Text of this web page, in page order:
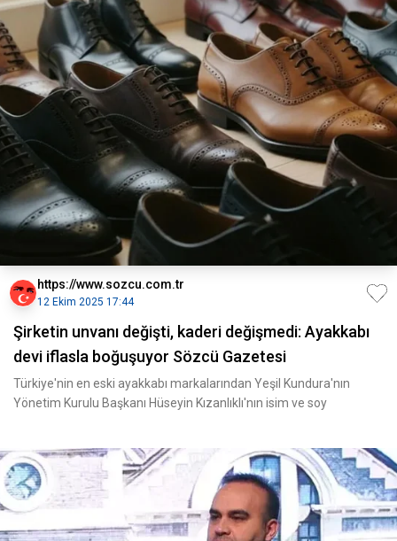
https://www.sozcu.com.tr
12 Ekim 2025 17:44
Şirketin unvanı değişti, kaderi değişmedi: Ayakkabı
devi iflasla boğuşuyor Sözcü Gazetesi
Türkiye'nin en eski ayakkabı markalarından Yeşil Kundura'nın
Yönetim Kurulu Başkanı Hüseyin Kızanlıklı'nın isim ve soy